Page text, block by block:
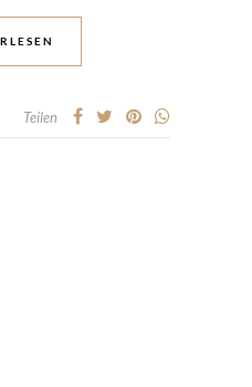
Teilen